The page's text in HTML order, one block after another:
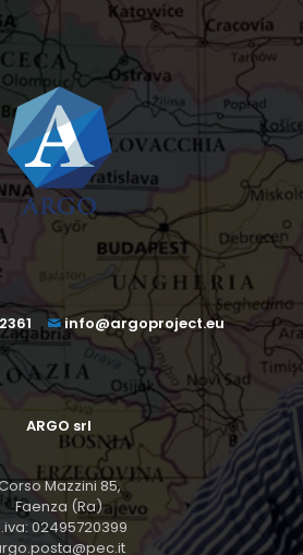
info@argoproject.eu
ARGO srl
Mazzini 85,
Faenza (Ra)
02495720399